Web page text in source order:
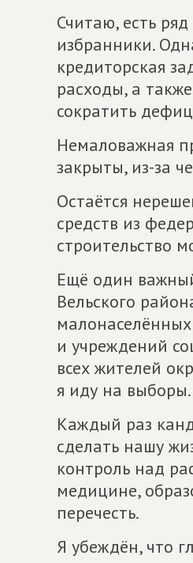
Считаю, есть
избранники.
кредиторская
расходы, а
сократить
Немаловажная
закрыты, из-за
Остаётся
средств из
строительство
Ещё один
Вельского
и учреждений
всех жителей
я иду на выборы.
Каждый раз
сделать нашу
контроль над
медицине,
перечесть.
Я убеждён, что